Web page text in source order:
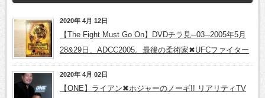
2020年 4月 12日
【The Fight Must Go On】DVDチラ見─03─2005年5月
28&29日、ADCC2005。最後の柔術家✖UFCファイター
2020年 4月 02日
【ONE】ライアン✖ホジャーのノーギ!! リアリティTV